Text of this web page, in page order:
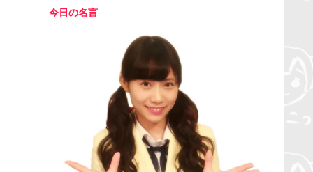
今日の名言